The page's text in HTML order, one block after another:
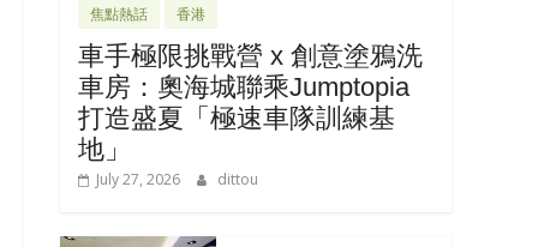
焦點熱話 香港
車手極限挑戰營 x 創意塗鴉洗
車房：奧海城聯乘Jumptopia
打造盛夏「極速車隊訓練基
地」
July 27, 2026 dittou